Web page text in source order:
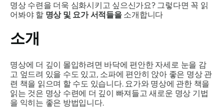
명상 수련을 더욱 심화시키고 싶으신가요? 그렇다면 꼭 읽
어봐야 할 명상 및 요가 서적들을소개합니다
소개
명상에 더 깊이 몰입하려면 바닥에 편안한 자세로 눈을 감
고 엎드려 있을 수도 있고, 소파에 편안히 앉아 좋은 명상 관
련 책을 읽으며 할 수도 있습니다. 요가와 명상에 관한 책을
읽는 것은 명상 수련에 더 깊이 빠져들고 새로운 명상 기법
을 익히는 좋은 방법입니다.